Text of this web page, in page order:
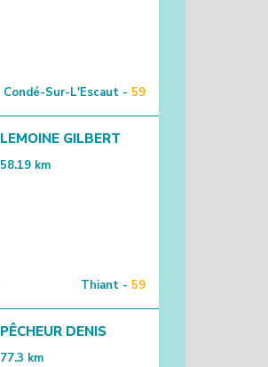
Condé-Sur-L'Escaut - 59
LEMOINE GILBERT
58.19 km
Thiant - 59
PÊCHEUR DENIS
77.3 km